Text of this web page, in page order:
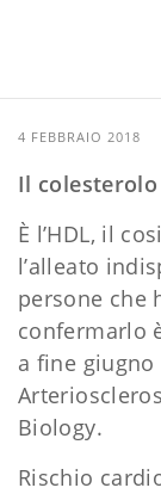
4 FEBBRAIO 2018
Il
È l’HDL, il
l’alleato
persone che
confermarlo
a fine
Biology.
Rischio